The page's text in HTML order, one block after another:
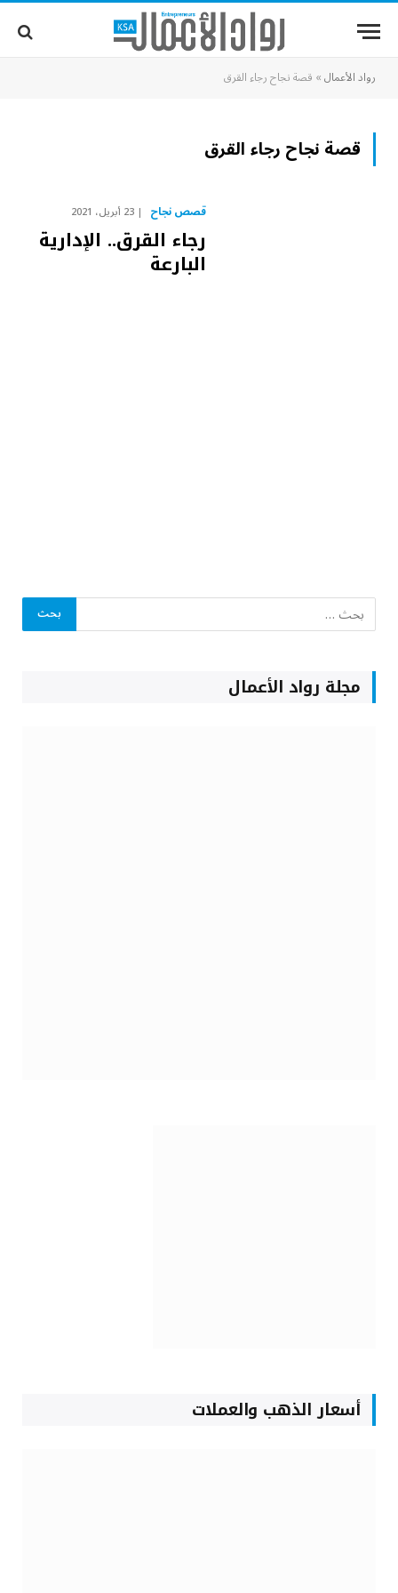
رواد الأعمال» قصة نجاح رجاء القرق
قصة نجاح رجاء القرق
قصص نجاح 23 أبريل، 2021
رجاء القرق.. الإدارية
البارعة
مجلة رواد الأعمال
أسعار الذهب والعملات